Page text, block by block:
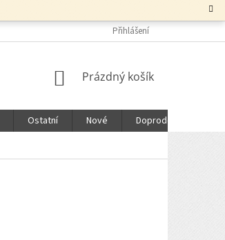
Přihlášení
NÁKUPNÍ
Prázdný košík
Ostatní Nové Doprodej